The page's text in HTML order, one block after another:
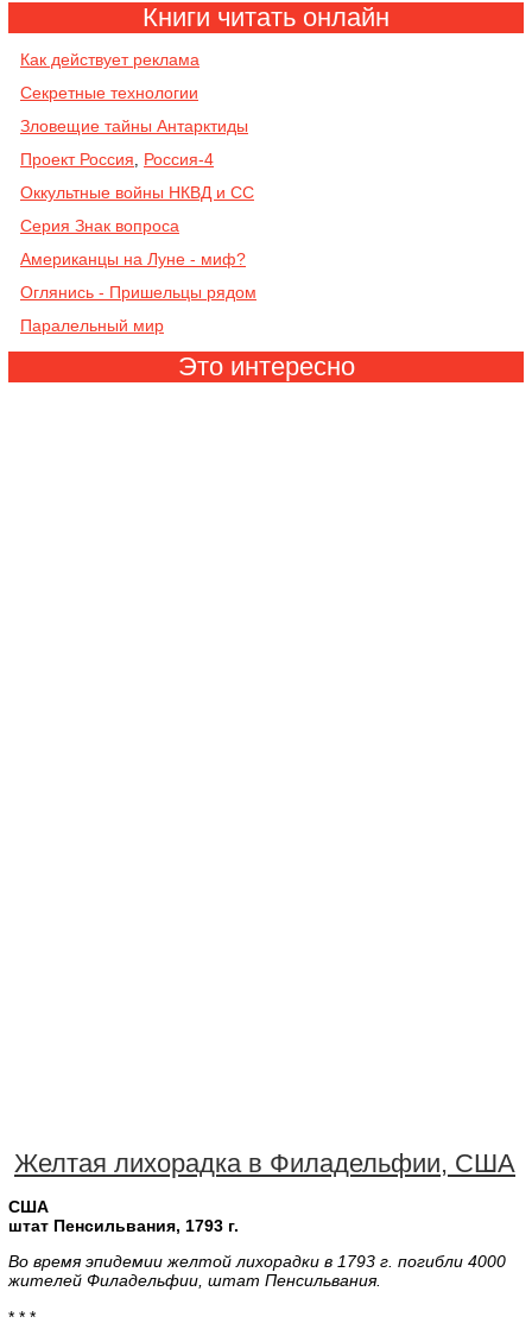
Книги читать онлайн
Как действует реклама
Секретные технологии
Зловещие тайны Антарктиды
Проект Россия, Россия-4
Оккультные войны НКВД и СС
Серия Знак вопроса
Американцы на Луне - миф?
Оглянись - Пришельцы рядом
Паралельный мир
Это интересно
Желтая лихорадка в Филадельфии, США
США
штат Пенсильвания, 1793 г.
Во время эпидемии желтой лихорадки в 1793 г. погибли 4000
жителей Филадельфии, штат Пенсильвания.
* * *